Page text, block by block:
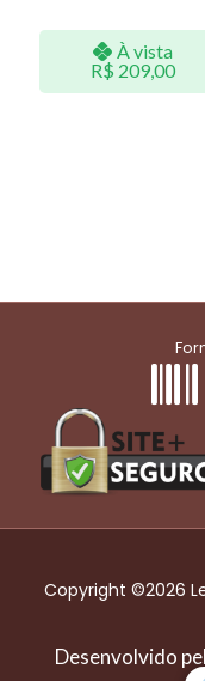
À vista
R$ 209,00
Copyright ©2026
Desenvolvido